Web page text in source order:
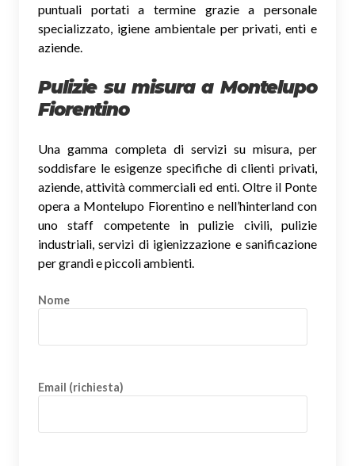
puntuali portati a termine grazie a personale
specializzato, igiene ambientale per privati, enti e
aziende.
Pulizie su misura a Montelupo
Fiorentino
Una gamma completa di servizi su misura, per
soddisfare le esigenze specifiche di clienti privati,
aziende, attività commerciali ed enti. Oltre il Ponte
opera a Montelupo Fiorentino e nell’hinterland con
uno staff competente in pulizie civili, pulizie
industriali, servizi di igienizzazione e sanificazione
per grandi e piccoli ambienti.
Nome
Email (richiesta)